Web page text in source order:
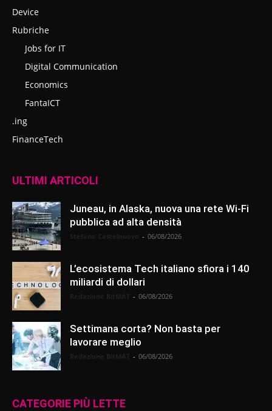
Device
Rubriche
Jobs for IT
Digital Communication
Economics
FantaICT
.ing
FinanceTech
ULTIMI ARTICOLI
Juneau, in Alaska, nuova una rete Wi-Fi
pubblica ad alta densità
- 06/08/2026
L’ecosistema Tech italiano sfiora i 140
miliardi di dollari
- 06/08/2026
Settimana corta? Non basta per
lavorare meglio
- 06/08/2026
CATEGORIE PIÙ LETTE